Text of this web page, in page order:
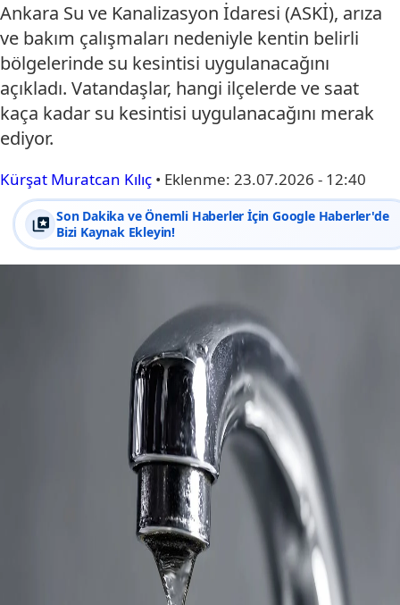
Ankara Su ve Kanalizasyon İdaresi (ASKİ), arıza
ve bakım çalışmaları nedeniyle kentin belirli
bölgelerinde su kesintisi uygulanacağını
açıkladı. Vatandaşlar, hangi ilçelerde ve saat
kaça kadar su kesintisi uygulanacağını merak
ediyor.
Kürşat Muratcan Kılıç • Eklenme: 23.07.2026 - 12:40
Son Dakika ve Önemli Haberler İçin Google Haberler'de
Bizi Kaynak Ekleyin!